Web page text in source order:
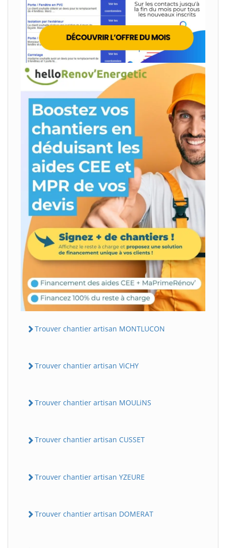
Trouver chantier artisan MONTLUCON
Trouver chantier artisan ViCHY
Trouver chantier artisan MOULiNS
Trouver chantier artisan CUSSET
Trouver chantier artisan YZEURE
Trouver chantier artisan DOMERAT